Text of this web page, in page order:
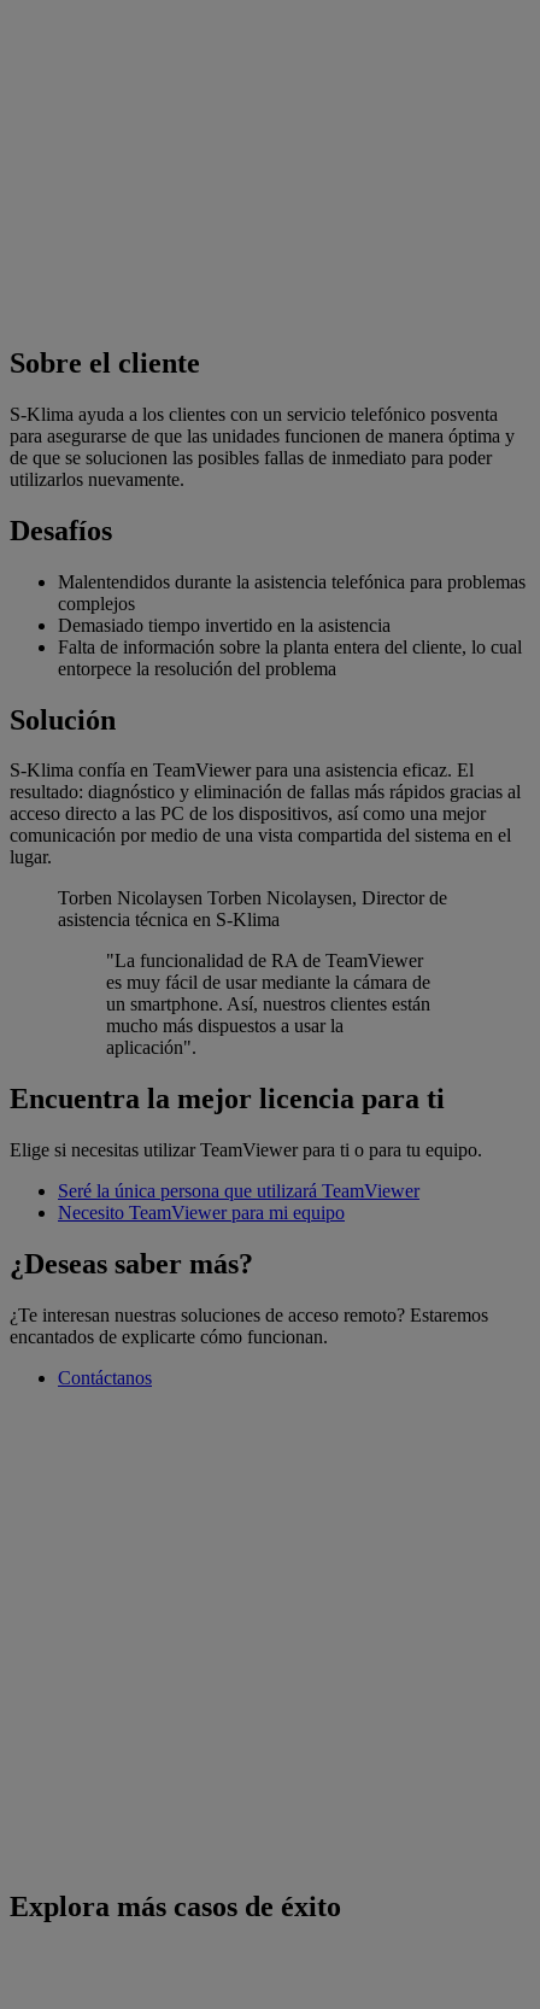
Sobre el cliente
S-Klima ayuda a los clientes con un servicio telefónico posventa
para asegurarse de que las unidades funcionen de manera óptima y
de que se solucionen las posibles fallas de inmediato para poder
utilizarlos nuevamente.
Desafíos
Malentendidos durante la asistencia telefónica para problemas
complejos
Demasiado tiempo invertido en la asistencia
Falta de información sobre la planta entera del cliente, lo cual
entorpece la resolución del problema
Solución
S-Klima confía en TeamViewer para una asistencia eficaz. El
resultado: diagnóstico y eliminación de fallas más rápidos gracias al
acceso directo a las PC de los dispositivos, así como una mejor
comunicación por medio de una vista compartida del sistema en el
lugar.
Torben Nicolaysen Torben Nicolaysen, Director de
asistencia técnica en S-Klima
"La funcionalidad de RA de TeamViewer
es muy fácil de usar mediante la cámara de
un smartphone. Así, nuestros clientes están
mucho más dispuestos a usar la
aplicación".
Encuentra la mejor licencia para ti
Elige si necesitas utilizar TeamViewer para ti o para tu equipo.
Seré la única persona que utilizará TeamViewer
Necesito TeamViewer para mi equipo
¿Deseas saber más?
¿Te interesan nuestras soluciones de acceso remoto? Estaremos
encantados de explicarte cómo funcionan.
Contáctanos
Explora más casos de éxito